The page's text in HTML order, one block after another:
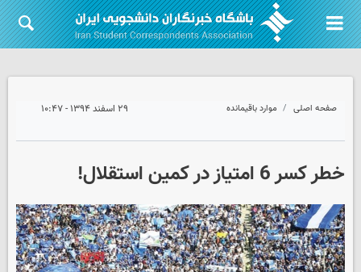
صفحه اصلی موارد باقیمانده ۲۹ اسفند ۱۳۹۴ - ۱۰:۴۷
خطر کسر 6 امتیاز در کمین استقلال!